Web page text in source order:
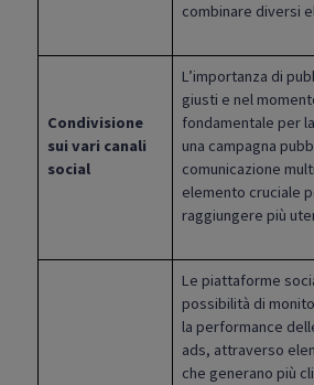
combinare diversi
Condivisione
sui vari canali
social
L’importanza di
giusti e nel
fondamentale per
una campagna
comunicazione
elemento cruciale
raggiungere più
Le piattaforme
possibilità di
la performance
ads, attraverso
che generano più